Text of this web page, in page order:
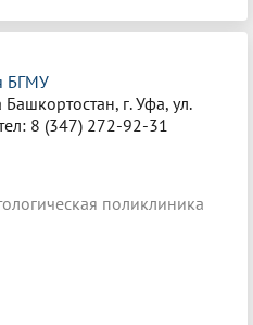
БГМУ
г. Уфа, ул.
8 (347) 272-92-31
поликлиника